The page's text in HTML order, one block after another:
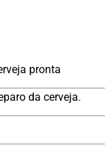
pronta
da cerveja.